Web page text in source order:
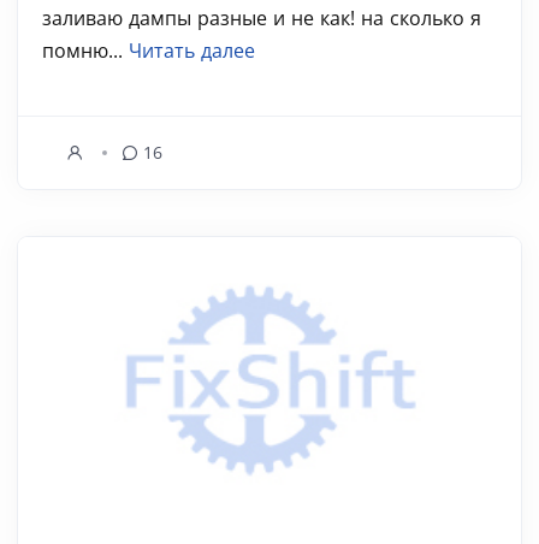
заливаю дампы разные и не как! на сколько я
помню... Читать далее
16